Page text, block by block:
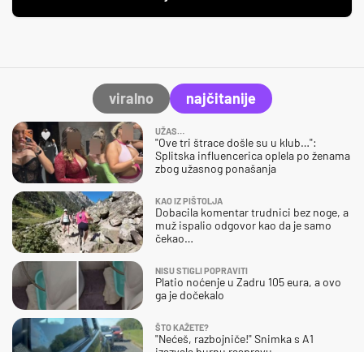
viralno najčitanije
UŽAS…
"Ove tri štrace došle su u klub…":
Splitska influencerica oplela po ženama
zbog užasnog ponašanja
KAO IZ PIŠTOLJA
Dobacila komentar trudnici bez noge, a
muž ispalio odgovor kao da je samo
čekao…
NISU STIGLI POPRAVITI
Platio noćenje u Zadru 105 eura, a ovo
ga je dočekalo
ŠTO KAŽETE?
"Nećeš, razbojniče!" Snimka s A1